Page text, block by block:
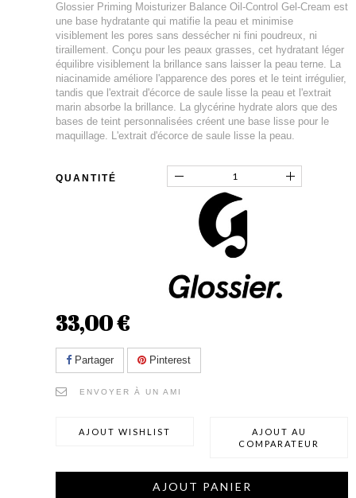
Glossier Priming Moisturizer Balance Oil-Control Gel-Cream est
une base hydratante qui matifie la peau et minimise
visiblement les pores sans dessécher ni fini poudreux, ni
tiraillement. Conçu pour les peaux grasses, cet hydratant léger
équilibre visiblement la brillance sans laisser la peau terne. La
niacinamide améliore l'apparence des pores et le teint irrégulier,
tandis que l'extrait d'écorce de saule lisse la peau et l'extrait
marin absorbe la brillance. La glycérine hydrate alors que des
bases de teint personnalisées créent une base lisse pour le
maquillage. L'extrait d'écorce de saule lisse la peau.
QUANTITÉ
33,00 €
Partager Pinterest
ENVOYER À UN AMI
AJOUT WISHLIST
AJOUT AU
COMPARATEUR
AJOUT PANIER